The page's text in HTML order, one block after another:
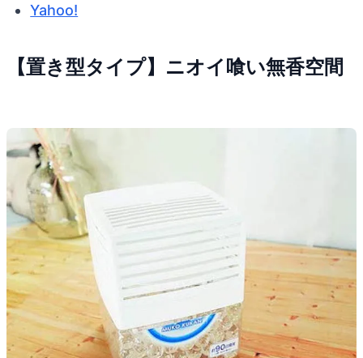
Yahoo!
【置き型タイプ】ニオイ喰い無香空間